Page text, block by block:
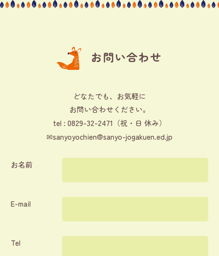
お問い合わせ
どなたでも、お気軽に
お問い合わせください。
tel : 0829-32-2471 （祝・日 休み）
✉sanyoyochien@sanyo-jogakuen.ed.jp
お名前
E-mail
Tel